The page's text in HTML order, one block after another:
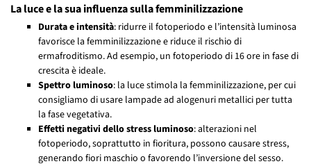
La luce e la sua influenza sulla femminilizzazione
Durata e intensità: ridurre il fotoperiodo e l’intensità luminosa
favorisce la femminilizzazione e riduce il rischio di
ermafroditismo. Ad esempio, un fotoperiodo di 16 ore in fase di
crescita è ideale.
Spettro luminoso: la luce stimola la femminilizzazione, per cui
consigliamo di usare lampade ad alogenuri metallici per tutta
la fase vegetativa.
Effetti negativi dello stress luminoso: alterazioni nel
fotoperiodo, soprattutto in fioritura, possono causare stress,
generando fiori maschio o favorendo l’inversione del sesso.